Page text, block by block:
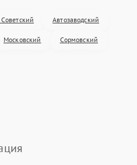
Автозаводский
Московский Сормовский